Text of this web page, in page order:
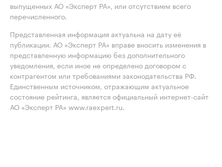
выпущенных АО «Эксперт РА», или отсутствием всего
перечисленного.
Представленная информация актуальна на дату её
публикации. АО «Эксперт РА» вправе вносить изменения в
представленную информацию без дополнительного
уведомления, если иное не определено договором с
контрагентом или требованиями законодательства РФ.
Единственным источником, отражающим актуальное
состояние рейтинга, является официальный интернет-сайт
АО «Эксперт РА» www.raexpert.ru.